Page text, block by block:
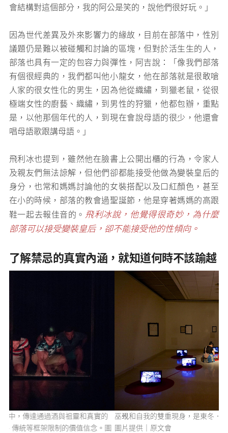
會結構對這個部分，我的阿公是笑的，說他們很好玩。」
因為世代差異及外來影響力的緣故，目前在部落中，性別
議題仍是難以被碰觸和討論的區塊，但對於活生生的人，
部落也具有一定的包容力與彈性，阿吉說：「像我們部落
有個很經典的，我們都叫他小龍女，他在部落就是很敢嗆
人家的很女性化的男生，因為他從織繡，到獵老鼠，從很
極端女性的廚藝、織繡，到男性的狩獵，他都包辦，重點
是，以他那個年代的人，到現在會說母語的很少，他還會
唱母語歌跟講母語。」
飛利冰也提到，雖然他在臉書上公開出櫃的行為，令家人
及親友們無法諒解，但他們卻都能接受他做為變裝皇后的
身分，也常和媽媽討論他的女裝搭配以及口紅顏色，甚至
在小的時候，部落的教會過聖誕節，他是穿著媽媽的高跟
鞋一起去報佳音的。 飛利冰說，他覺得很奇妙，為什麼
部落可以接受變裝皇后，卻不能接受他的性傾向。
了解禁忌的真實內涵，就知道何時不該踰越
巫覡和自我的雙重現身，是東冬．侯溫近年創作持續關注的焦點。
圖片提供｜原文會